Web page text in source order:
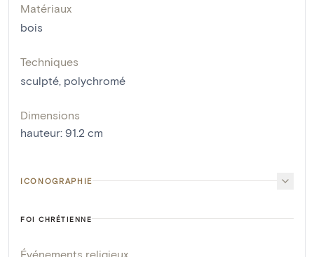
Matériaux
bois
Techniques
sculpté polychromé
Dimensions
hauteur: 91.2 cm
ICONOGRAPHIE
FOI CHRÉTIENNE
Événements religieux